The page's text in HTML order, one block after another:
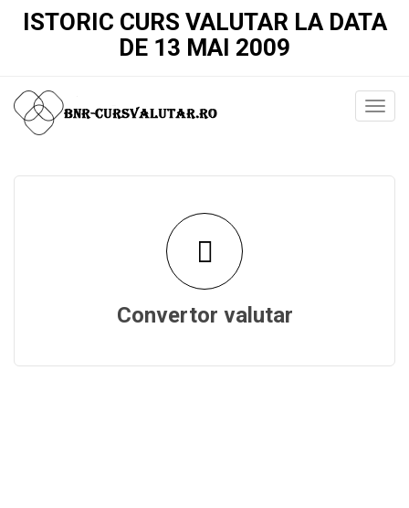
ISTORIC CURS VALUTAR LA DATA
DE 13 MAI 2009
Convertor valutar